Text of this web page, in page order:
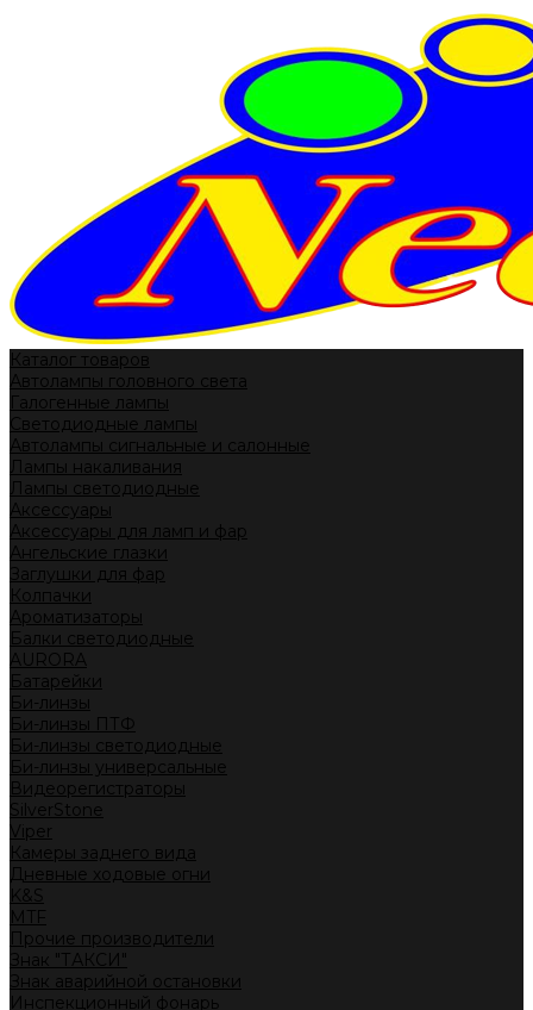
Каталог товаров
Автолампы головного света
Галогенные лампы
Светодиодные лампы
Автолампы сигнальные и салонные
Лампы накаливания
Лампы светодиодные
Аксессуары
Аксессуары для ламп и фар
Ангельские глазки
Заглушки для фар
Колпачки
Ароматизаторы
Балки светодиодные
AURORA
Батарейки
Би-линзы
Би-линзы ПТФ
Би-линзы светодиодные
Би-линзы универсальные
Видеорегистраторы
SilverStone
Viper
Камеры заднего вида
Дневные ходовые огни
K&S
MTF
Прочие производители
Знак "ТАКСИ"
Знак аварийной остановки
Инспекционный фонарь